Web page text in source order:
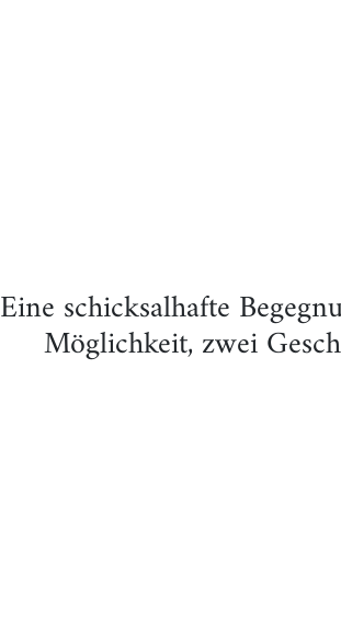
Eine schicksalhafte
Möglichkeit, zwei